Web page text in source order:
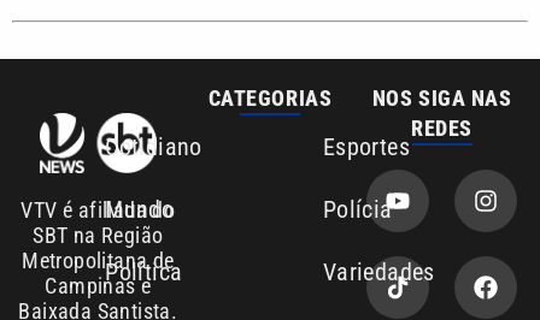
Anuncie agora com a emissora VTV SBT
Área de cobertura que a VTV SBT acompanha:
Entre em contato com a VTV News
Copyright © 2026. Todos os direitos
reservados | Empresa de Comunicação PRM
Política de privacidade